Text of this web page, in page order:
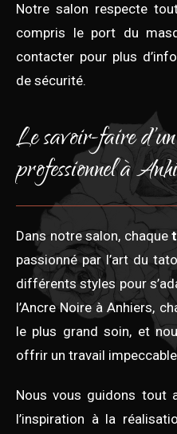
Notre salon respecte
compris le port du
contacter pour plus
de sécurité.
Le savoir-faire
professionnel à
Dans notre salon, chaque
passionné par l’art du
différents styles pour
l’Ancre Noire à Anhiers,
le plus grand soin, et
offrir un travail
Nous vous guidons tout
l’inspiration à la